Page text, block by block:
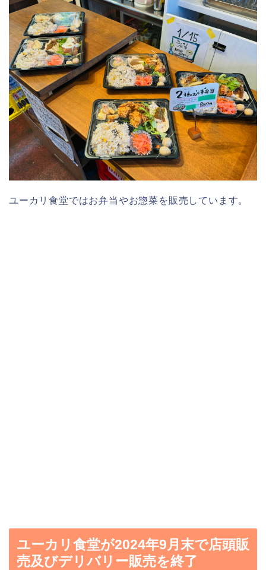
ユーカリ食堂ではお弁当やお惣菜を販売しています。
ユーカリ食堂が2024年9月末で店頭販
売及びデリバリー販売を終了